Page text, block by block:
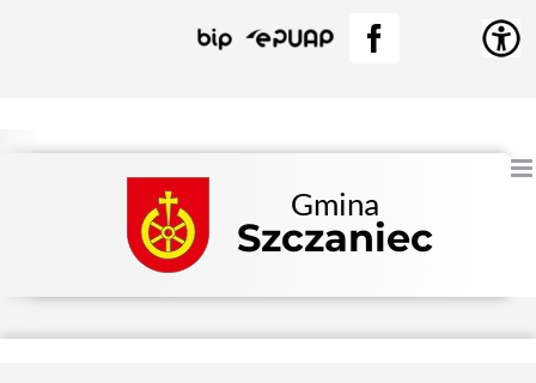
BIP EPUAPFacebook
Gmina
Szczaniec